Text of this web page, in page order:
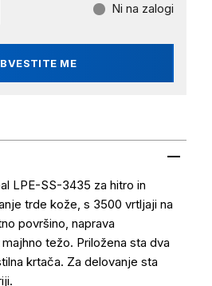
ME
Ni na zalogi
LPE-SS-3435 za hitro in
trde kože, s 3500 vrtljaji na
površino, naprava
težo. Priložena sta dva
krtača. Za delovanje sta